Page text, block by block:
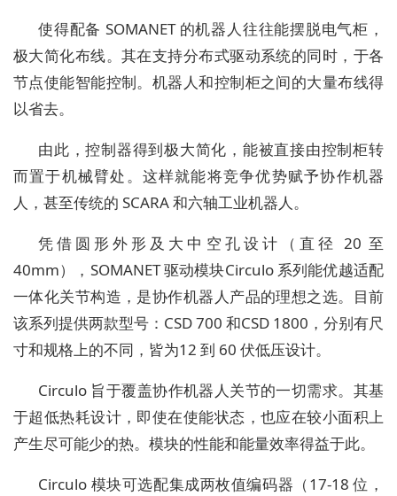
使得配备 SOMANET 的机器人往往能摆脱电气柜，
极大简化布线。其在支持分布式驱动系统的同时，于各
节点使能智能控制。机器人和控制柜之间的大量布线得
以省去。
由此，控制器得到极大简化，能被直接由控制柜转
而置于机械臂处。这样就能将竞争优势赋予协作机器
人，甚至传统的 SCARA 和六轴工业机器人。
凭借圆形外形及大中空孔设计（直径 20 至
40mm），SOMANET 驱动模块Circulo 系列能优越适配
一体化关节构造，是协作机器人产品的理想之选。目前
该系列提供两款型号：CSD 700 和CSD 1800，分别有尺
寸和规格上的不同，皆为12 到 60 伏低压设计。
Circulo 旨于覆盖协作机器人关节的一切需求。其基
于超低热耗设计，即使在使能状态，也应在较小面积上
产生尽可能少的热。模块的性能和能量效率得益于此。
Circulo 模块可选配集成两枚值编码器（17-18 位，